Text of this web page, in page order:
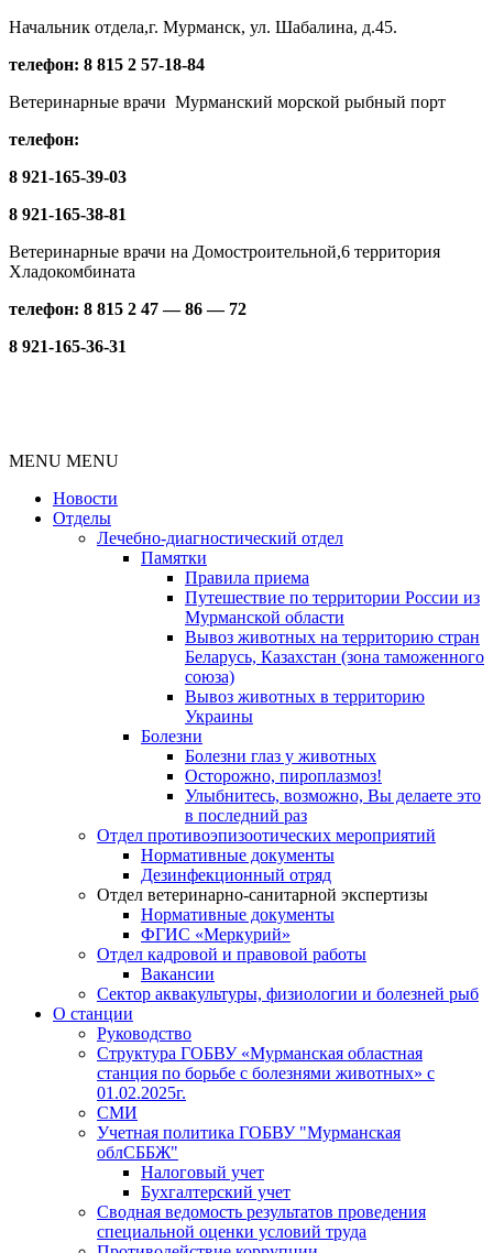
Начальник отдела,г. Мурманск, ул. Шабалина, д.45.
телефон: 8 815 2 57-18-84
Ветеринарные врачи Мурманский морской рыбный порт
телефон:
8 921-165-39-03
8 921-165-38-81
Ветеринарные врачи на Домостроительной,6 территория
Хладокомбината
телефон: 8 815 2 47 — 86 — 72
8 921-165-36-31
MENU MENU
Новости
Отделы
Лечебно-диагностический отдел
Памятки
Правила приема
Путешествие по территории России из
Мурманской области
Вывоз животных на территорию стран
Беларусь, Казахстан (зона таможенного
союза)
Вывоз животных в территорию
Украины
Болезни
Болезни глаз у животных
Осторожно, пироплазмоз!
Улыбнитесь, возможно, Вы делаете это
в последний раз
Отдел противоэпизоотических мероприятий
Нормативные документы
Дезинфекционный отряд
Отдел ветеринарно-санитарной экспертизы
Нормативные документы
ФГИС «Меркурий»
Отдел кадровой и правовой работы
Вакансии
Сектор аквакультуры, физиологии и болезней рыб
О станции
Руководство
Структура ГОБВУ «Мурманская областная
станция по борьбе с болезнями животных» c
01.02.2025г.
СМИ
Учетная политика ГОБВУ "Мурманская
облСББЖ"
Налоговый учет
Бухгалтерский учет
Сводная ведомость результатов проведения
специальной оценки условий труда